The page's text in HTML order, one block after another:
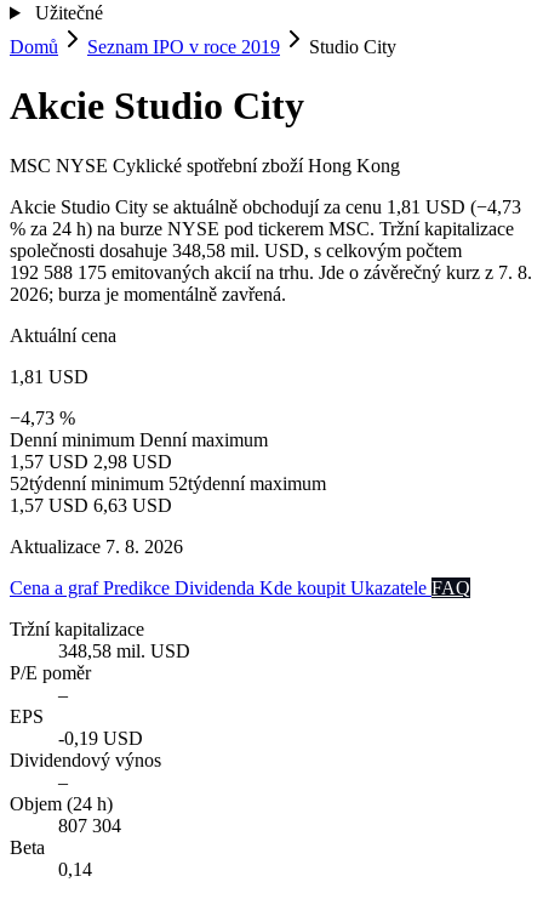
Užitečné
Domů
Seznam IPO v roce 2019 Studio City
Akcie Studio City
MSC NYSE Cyklické spotřební zboží Hong Kong
Akcie Studio City se aktuálně obchodují za cenu 1,81 USD (−4,73
% za 24 h) na burze NYSE pod tickerem MSC. Tržní kapitalizace
společnosti dosahuje 348,58 mil. USD, s celkovým počtem
192 588 175 emitovaných akcií na trhu. Jde o závěrečný kurz z 7. 8.
2026; burza je momentálně zavřená.
Aktuální cena
1,81 USD
−4,73 %
Denní minimum Denní maximum
1,57 USD 2,98 USD
52týdenní minimum 52týdenní maximum
1,57 USD 6,63 USD
Aktualizace 7. 8. 2026
Cena a grafPredikce Dividenda Kde koupit Ukazatele FAQ
Tržní kapitalizace
348,58 mil. USD
P/E poměr
–
EPS
-0,19 USD
Dividendový výnos
–
Objem (24 h)
807 304
Beta
0,14